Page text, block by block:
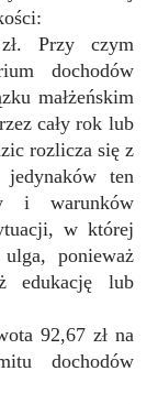
Przy czym
dochodów
małżeńskim
cały rok lub
rozlicza się z
ten
i warunków
w której
ponieważ
edukację lub
92,67 zł na
dochodów